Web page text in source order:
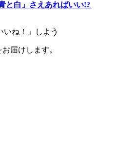
と白」さえあればいい!?
いね！」しよう
届けします。